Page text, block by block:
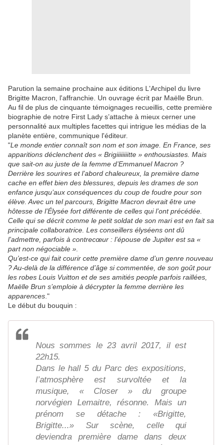
Parution la semaine prochaine aux éditions L'Archipel du livre
Brigitte Macron, l'affranchie. Un ouvrage écrit par Maëlle Brun.
Au fil de plus de cinquante témoignages recueillis, cette première
biographie de notre First Lady s’attache à mieux cerner une
personnalité aux multiples facettes qui intrigue les médias de la
planète entière, communique l'éditeur.
"Le monde entier connaît son nom et son image. En France, ses
apparitions déclenchent des « Brigiiiiiiiitte » enthousiastes. Mais
que sait-on au juste de la femme d’Emmanuel Macron ?
Derrière les sourires et l’abord chaleureux, la première dame
cache en effet bien des blessures, depuis les drames de son
enfance jusqu’aux conséquences du coup de foudre pour son
élève. Avec un tel parcours, Brigitte Macron devrait être une
hôtesse de l’Élysée fort différente de celles qui l’ont précédée.
Celle qui se décrit comme le petit soldat de son mari est en fait sa
principale collaboratrice. Les conseillers élyséens ont dû
l’admettre, parfois à contrecœur : l’épouse de Jupiter est sa «
part non négociable ».
Qu’est-ce qui fait courir cette première dame d’un genre nouveau
? Au-delà de la différence d’âge si commentée, de son goût pour
les robes Louis Vuitton et de ses amitiés people parfois raillées,
Maëlle Brun s’emploie à décrypter la femme derrière les
apparences ."
Le début du bouquin :
Nous sommes le 23 avril 2017, il est
22h15.
Dans le hall 5 du Parc des expositions,
l’atmosphère est survoltée et la
musique, « Closer » du groupe
norvégien Lemaitre, résonne. Mais un
prénom se détache : «Brigitte,
Brigitte...» Sur scène, celle qui
deviendra première dame dans deux